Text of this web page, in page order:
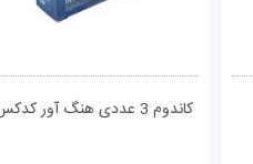
کاندوم 3 عددی هنگ آور کدکس